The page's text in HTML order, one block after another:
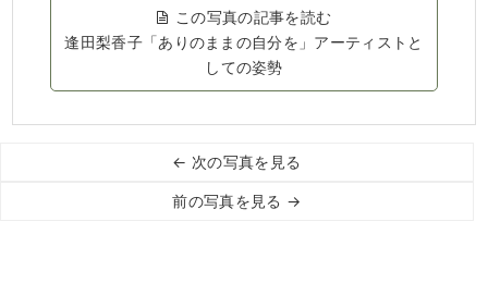
この写真の記事を読む
逢田梨香子「ありのままの自分を」アーティストと
しての姿勢
← 次の写真を見る
前の写真を見る →